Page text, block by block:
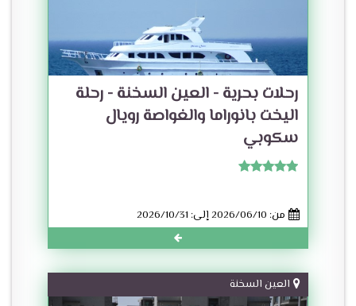
رحلات بحرية - العين السخنة - رحلة
اليخت بانوراما والغواصة رويال
سكوبي
من: 2026/06/10 إلى: 2026/10/31
العين السخنة